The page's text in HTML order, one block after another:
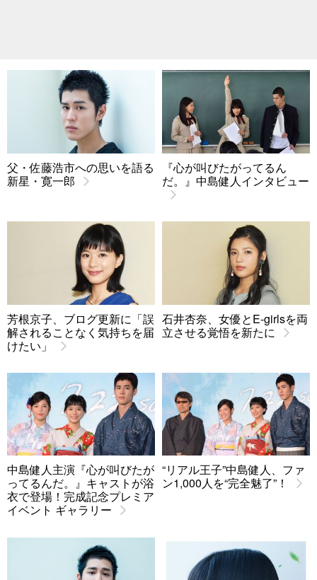
父・佐藤浩市への思いを語る
新星・寛一郎
『心が叫びたがってるん
だ。』中島健人インタビュー
芳根京子、ブログ更新に「誤
解されることなく気持ちを届
けたい」
石井杏奈、女優とE-girlsを両
立させる覚悟を新たに
中島健人主演『心が叫びたが
ってるんだ。』キャストが浴
衣で登場！完成記念プレミア
イベント ギャラリー
“リアル王子”中島健人、ファ
ン1,000人を“完全魅了”！